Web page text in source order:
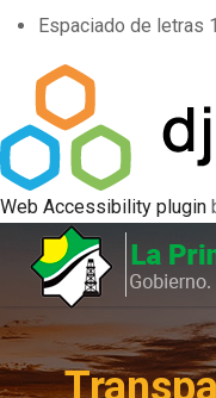
Espaciado de letras
Web Accessibility plugin